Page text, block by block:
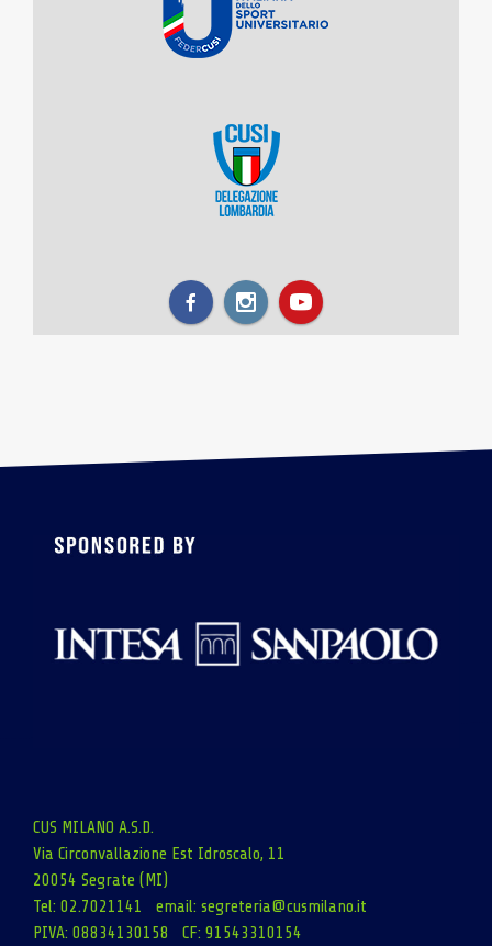
CUS MILANO A.S.D.
Via Circonvallazione Est Idroscalo, 11
20054 Segrate (MI)
Tel: 02.7021141 email: segreteria@cusmilano.it
PIVA: 08834130158 CF: 91543310154